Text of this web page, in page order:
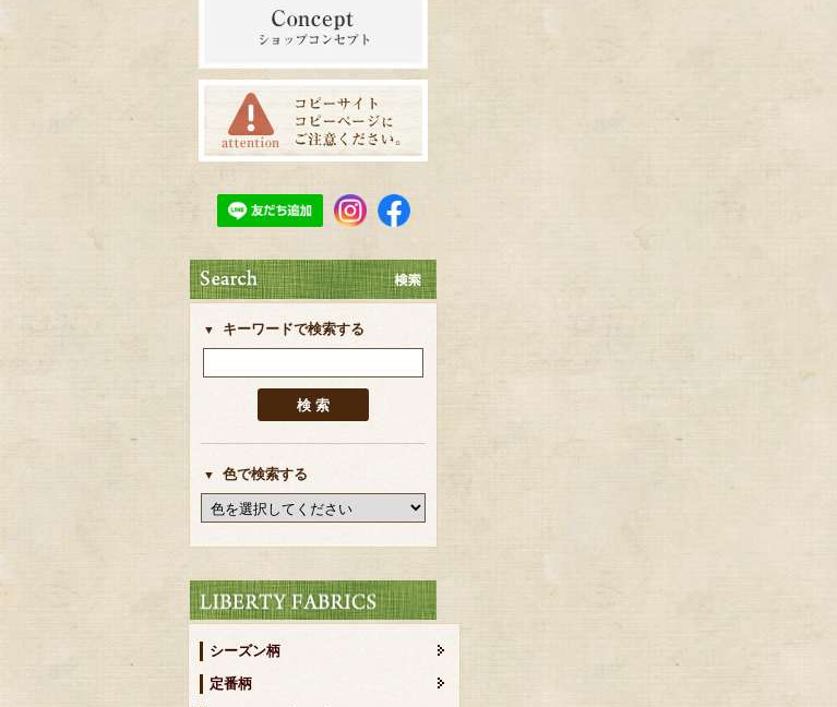
キーワードで検索する
色で検索する
シーズン柄
定番柄